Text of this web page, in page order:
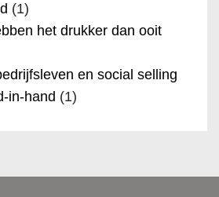
(1)
het drukker dan ooit
en social selling
in-hand (1)